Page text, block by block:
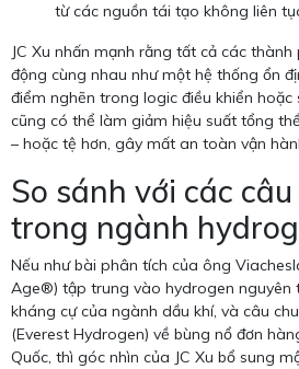
từ các nguồn tái tạo không liên
JC Xu nhấn mạnh rằng tất cả các
động cùng nhau như một hệ thống ổn
điểm nghẽn trong logic điều khiển
cũng có thể làm giảm hiệu suất tổng
– hoặc tệ hơn, gây mất an toàn vận
So sánh với các
trong ngành
Nếu như bài phân tích của ông
Age®) tập trung vào hydrogen nguyên
kháng cự của ngành dầu khí, và câu
(Everest Hydrogen) về bùng nổ đơn
Quốc, thì góc nhìn của JC Xu bổ sung